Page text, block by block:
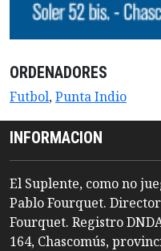
ORDENADORES
Futbol,Punta Indio
INFORMACION
El Suplente, como no
Pablo Fourquet.
Fourquet. Registro
164, Chascomús,